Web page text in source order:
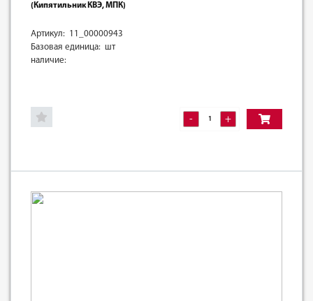
(Кипятильник КВЭ, МПК)
Артикул: 11_00000943
Базовая единица: шт
наличие:
- +